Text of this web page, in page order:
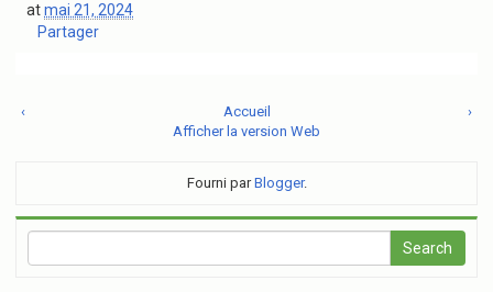
atmai 21, 2024
Partager
‹ ›
Accueil
Afficher la version Web
Fourni parBlogger.